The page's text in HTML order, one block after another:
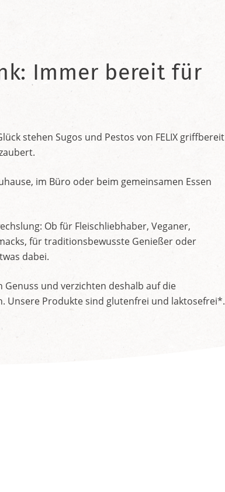
Immer bereit für
stehen Sugos und Pestos von FELIX griffbereit
im Büro oder beim gemeinsamen Essen
Ob für Fleischliebhaber, Veganer,
für traditionsbewusste Genießer oder
dabei.
und verzichten deshalb auf die
Unsere Produkte sind glutenfrei und laktosefrei*.